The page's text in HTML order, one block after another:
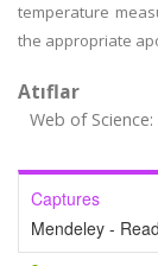
temperature
the appropriate
Atıflar
Web of Science:
Captures
Mendeley -